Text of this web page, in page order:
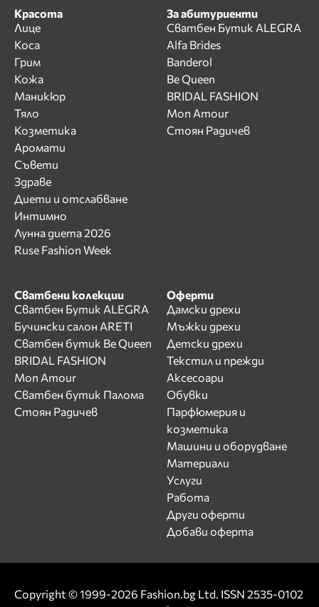
Красота
Лице
Коса
Грим
Кожа
Маникюр
Тяло
Козметика
Аромати
Съвети
Здраве
Диети и отслабване
Интимно
Лунна диета 2026
Ruse Fashion Week
За абитуриенти
Сватбен Бутик ALEGRA
Alfa Brides
Banderol
Be Queen
BRIDAL FASHION
Mon Amour
Стоян Радичев
Сватбени колекции
Сватбен Бутик ALEGRA
Бучински салон ARETI
Сватбен бутик Be Queen
BRIDAL FASHION
Mon Amour
Сватбен бутик Палома
Стоян Радичев
Оферти
Дамски дрехи
Мъжки дрехи
Детски дрехи
Текстил и прежди
Аксесоари
Обувки
Парфюмерия и
козметика
Машини и оборудване
Материали
Услуги
Работа
Други оферти
Добави оферта
Copyright © 1999-2026 Fashion.bg Ltd. ISSN 2535-0102